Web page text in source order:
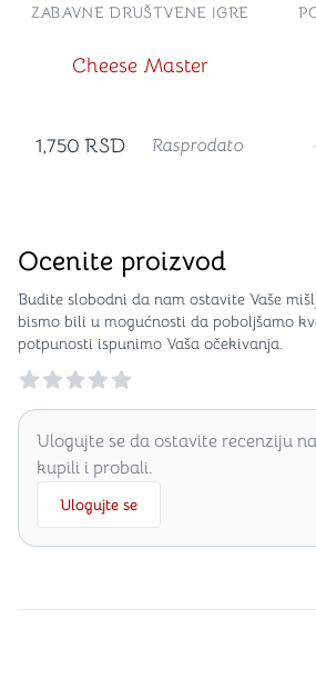
Cheese Master
ZABAVNE DRUŠTVENE IGRE
1,750 RSD Rasprodato
Ocenite proizvod
Budite slobodni da nam ostavite Vaše
bismo bili u mogućnosti da poboljšamo
potpunosti ispunimo Vaša očekivanja.
Reviews
Ulogujte se da ostavite recenziju
kupili i probali.
Ulogujte se